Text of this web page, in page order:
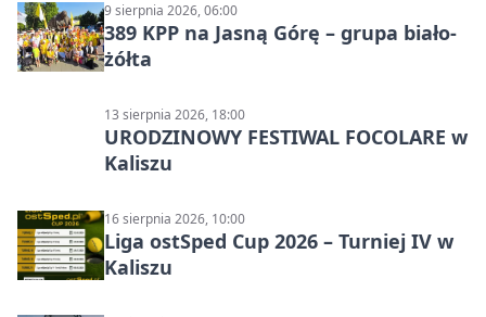
9 sierpnia 2026, 06:00
389 KPP na Jasną Górę – grupa biało-
żółta
13 sierpnia 2026, 18:00
URODZINOWY FESTIWAL FOCOLARE w
Kaliszu
16 sierpnia 2026, 10:00
Liga ostSped Cup 2026 – Turniej IV w
Kaliszu